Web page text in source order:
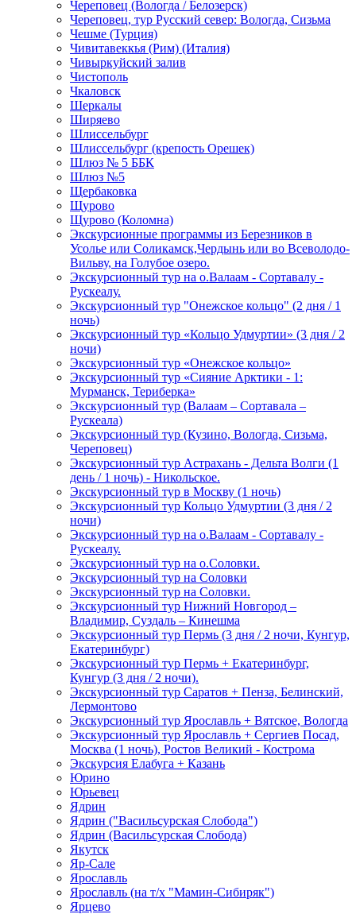
Череповец (Вологда / Белозерск)
Череповец, тур Русский север: Вологда, Сизьма
Чешме (Турция)
Чивитавеккья (Рим) (Италия)
Чивыркуйский залив
Чистополь
Чкаловск
Шеркалы
Ширяево
Шлиссельбург
Шлиссельбург (крепость Орешек)
Шлюз № 5 ББК
Шлюз №5
Щербаковка
Щурово
Щурово (Коломна)
Экскурсионные программы из Березников в
Усолье или Соликамск,Чердынь или во Всеволодо-
Вильву, на Голубое озеро.
Экскурсионный тур на о.Валаам - Сортавалу -
Рускеалу.
Экскурсионный тур "Онежское кольцо" (2 дня / 1
ночь)
Экскурсионный тур «Кольцо Удмуртии» (3 дня / 2
ночи)
Экскурсионный тур «Онежское кольцо»
Экскурсионный тур «Сияние Арктики - 1:
Мурманск, Териберка»
Экскурсионный тур (Валаам – Сортавала –
Рускеала)
Экскурсионный тур (Кузино, Вологда, Сизьма,
Череповец)
Экскурсионный тур Астрахань - Дельта Волги (1
день / 1 ночь) - Никольское.
Экскурсионный тур в Москву (1 ночь)
Экскурсионный тур Кольцо Удмуртии (3 дня / 2
ночи)
Экскурсионный тур на о.Валаам - Сортавалу -
Рускеалу.
Экскурсионный тур на о.Соловки.
Экскурсионный тур на Соловки
Экскурсионный тур на Соловки.
Экскурсионный тур Нижний Новгород –
Владимир, Суздаль – Кинешма
Экскурсионный тур Пермь (3 дня / 2 ночи, Кунгур,
Екатеринбург)
Экскурсионный тур Пермь + Екатеринбург,
Кунгур (3 дня / 2 ночи).
Экскурсионный тур Саратов + Пенза, Белинский,
Лермонтово
Экскурсионный тур Ярославль + Вятское, Вологда
Экскурсионный тур Ярославль + Сергиев Посад,
Москва (1 ночь), Ростов Великий - Кострома
Экскурсия Елабуга + Казань
Юрино
Юрьевец
Ядрин
Ядрин ("Васильсурская Слобода")
Ядрин (Васильсурская Слобода)
Якутск
Яр-Сале
Ярославль
Ярославль (на т/х "Мамин-Сибиряк")
Ярцево